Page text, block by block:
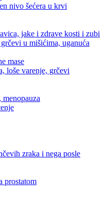
nivo šećera u krvi
jake i zdrave kosti i zubi
u mišićima, uganuća
mase
loše varenje, grčevi
zraka i nega posle
prostatom